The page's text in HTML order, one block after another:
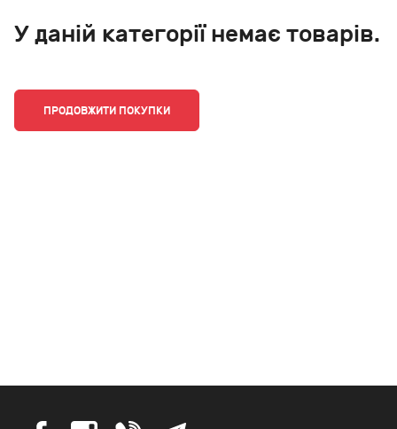
У даній категорії немає товарів.
ПРОДОВЖИТИ ПОКУПКИ